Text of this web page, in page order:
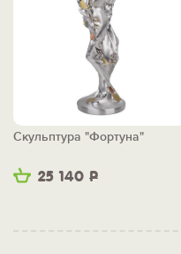
25 140 Р
Скульптура "Фортуна"